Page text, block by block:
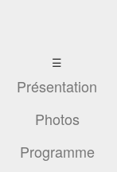
☰
Présentation
Photos
Programme